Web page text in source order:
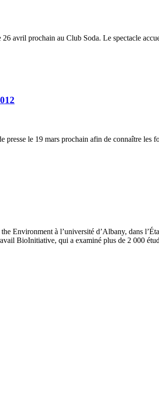
avril prochain au Club Soda. Le spectacle
presse le 19 mars prochain afin de connaître les
Environment à l’université d’Albany, dans
BioInitiative, qui a examiné plus de 2 000